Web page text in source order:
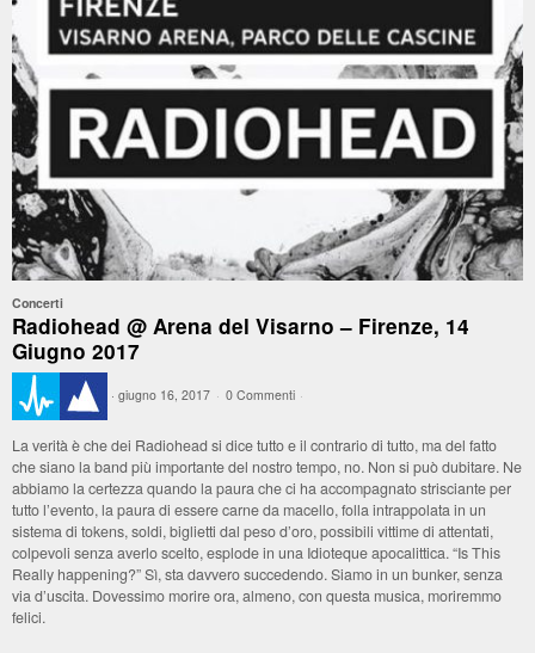
Concerti
Radiohead @ Arena del Visarno – Firenze, 14
Giugno 2017
· giugno 16, 2017 · 0 Commenti ·
La verità è che dei Radiohead si dice tutto e il contrario di tutto, ma del fatto
che siano la band più importante del nostro tempo, no. Non si può dubitare. Ne
abbiamo la certezza quando la paura che ci ha accompagnato strisciante per
tutto l’evento, la paura di essere carne da macello, folla intrappolata in un
sistema di tokens, soldi, biglietti dal peso d’oro, possibili vittime di attentati,
colpevoli senza averlo scelto, esplode in una Idioteque apocalittica. “Is This
Really happening?” Sì, sta davvero succedendo. Siamo in un bunker, senza
via d’uscita. Dovessimo morire ora, almeno, con questa musica, moriremmo
felici.